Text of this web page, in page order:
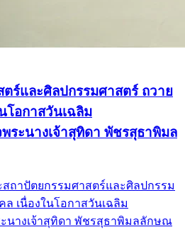
ร์และศิลปกรรมศาสตร์ ถวาย
โอกาสวันเฉลิม
ระนางเจ้าสุทิดา พัชรสุธาพิมล
ถาปัตยกรรมศาสตร์และศิลปกรรม
เนื่องในโอกาสวันเฉลิม
นางเจ้าสุทิดา พัชรสุธาพิมลลักษณ